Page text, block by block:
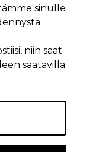
sinulle
niin saat
saatavilla